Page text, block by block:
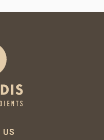
US